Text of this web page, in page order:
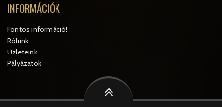
INFORMÁCIÓK
Fontos információ!
Rólunk
Üzleteink
Pályázatok